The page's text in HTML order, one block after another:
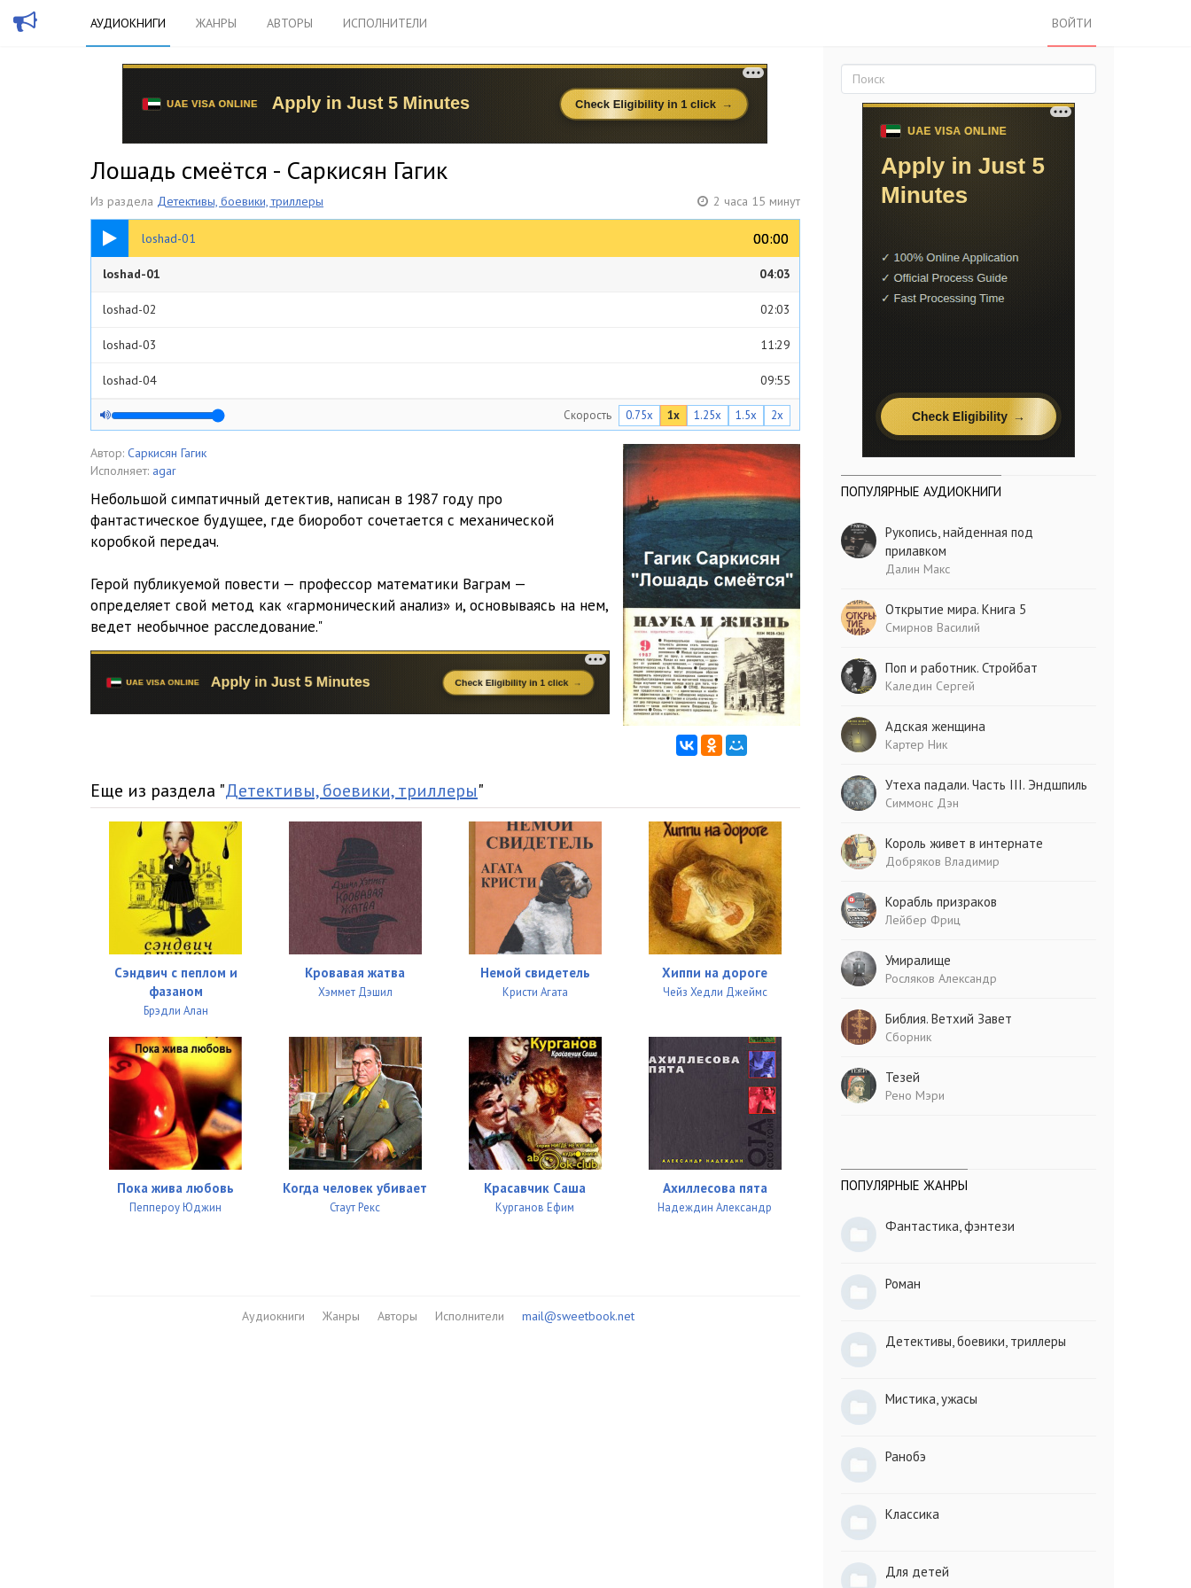
АУДИОКНИГИ ЖАНРЫ АВТОРЫ ИСПОЛНИТЕЛИ ВОЙТИ
Лошадь смеётся - Саркисян Гагик
Из раздела Детективы, боевики, триллеры 2 часа 15 минут
loshad-01 00:00
00:00
04:03
loshad-01 04:03
loshad-02 02:03
loshad-03 11:29
loshad-04 09:55
loshad-05 12:46
loshad-06 08:07
loshad-08 06:09
07:40
loshad-10 16:27
loshad-11 09:44
12:24
14:27
Скорость 0.75x 1x 1.25x 1.5x 2x
Автор: Саркисян Гагик
Исполняет: agar
Небольшой симпатичный детектив, написан в 1987 году про
фантастическое будущее, где биоробот сочетается с механической
коробкой передач.
Герой публикуемой повести — профессор математики Ваграм —
определяет свой метод как «гармонический анализ» и, основываясь на нем,
ведет необычное расследование."
Еще из раздела "Детективы, боевики, триллеры"
Сэндвич с пеплом и
фазаном
Брэдли Алан
Кровавая жатва
Хэммет Дэшил
Немой свидетель
Кристи Агата
Хиппи на дороге
Чейз Хедли Джеймс
Пока жива любовь
Пеппероу Юджин
Когда человек убивает
Стаут Рекс
Красавчик Саша
Курганов Ефим
Ахиллесова пята
Надеждин Александр
Аудиокниги Жанры Авторы Исполнители mail@sweetbook.net
ПОПУЛЯРНЫЕ АУДИОКНИГИ
Рукопись, найденная под
прилавком
Далин Макс
Открытие мира. Книга 5
Смирнов Василий
Поп и работник. Стройбат
Каледин Сергей
Адская женщина
Картер Ник
Утеха падали. Часть III. Эндшпиль
Симмонс Дэн
Король живет в интернате
Добряков Владимир
Корабль призраков
Лейбер Фриц
Умиралище
Росляков Александр
Библия. Ветхий Завет
Сборник
Тезей
Рено Мэри
ПОПУЛЯРНЫЕ ЖАНРЫ
Фантастика, фэнтези
Роман
Детективы, боевики, триллеры
Мистика, ужасы
Ранобэ
Классика
Для детей